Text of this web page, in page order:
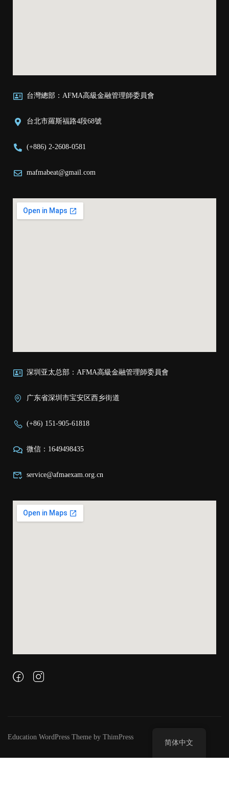
台灣總部：AFMA高級金融管理師委員會
台北市羅斯福路4段68號
(+886) 2-2608-0581
mafmabeat@gmail.com
深圳亚太总部：AFMA高級金融管理師委員會
广东省深圳市宝安区西乡街道
(+86) 151-905-61818
微信：1649498435
service@afmaexam.org.cn
Education WordPress Theme by ThimPress
简体中文